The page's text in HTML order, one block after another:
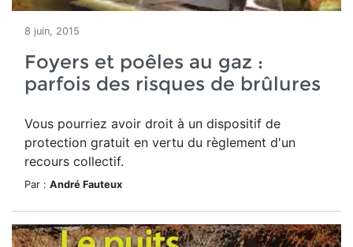
8 juin, 2015
Foyers et poêles au gaz :
parfois des risques de brûlures
Vous pourriez avoir droit à un dispositif de
protection gratuit en vertu du règlement d'un
recours collectif.
Par : André Fauteux